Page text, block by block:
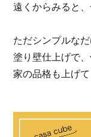
遠くからみると
ただシンプルな
塗り壁仕上げで
家の品格も上げて